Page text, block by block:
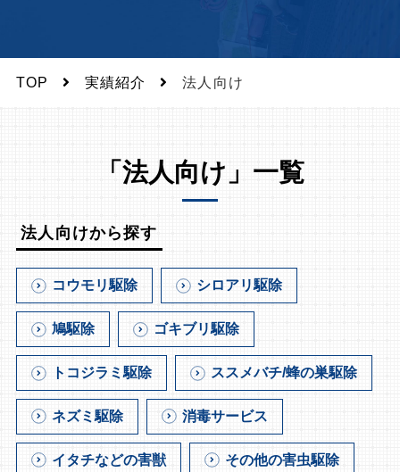
TOP 実績紹介 法人向け
「法人向け」一覧
法人向けから探す
コウモリ駆除 シロアリ駆除
鳩駆除 ゴキブリ駆除
トコジラミ駆除 ススメバチ/蜂の巣駆除
ネズミ駆除 消毒サービス
イタチなどの害獣 その他の害虫駆除